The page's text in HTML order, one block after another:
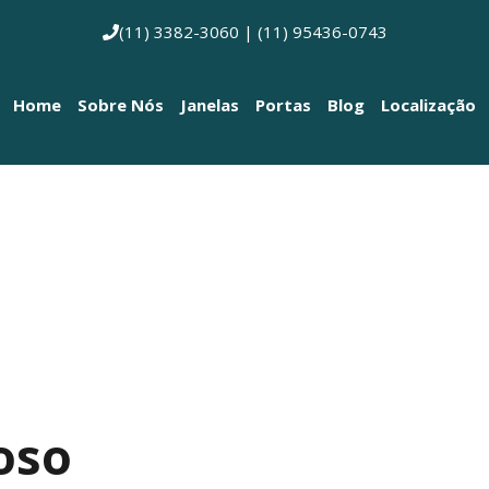
(11) 3382-3060 | (11) 95436-0743
Home Sobre Nós Janelas Portas Blog Localização